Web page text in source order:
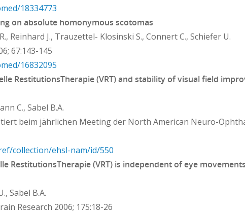
18334773
on absolute homonymous scotomas
Reinhard J., Trauzettel- Klosinski S., Connert C., Schiefer U.
67:143-145
16832095
RestitutionsTherapie (VRT) and stability of visual field
C., Sabel B.A.
beim jährlichen Meeting der North American Neuro-
collection/ehsl-nam/id/550
RestitutionsTherapie (VRT) is independent of eye
Sabel B.A.
Research 2006; 175:18-26